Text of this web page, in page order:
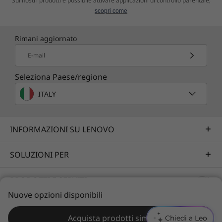
Chiedi a Leo
scegliendo fra tre modalità di velocità della
prestazioni.
scopri come
Rimani aggiornato
E-mail
Seleziona Paese/regione
ITALY
INFORMAZIONI SU LENOVO
SOLUZIONI PER
PRODOTTI E SERVIZI
RISORSE
Nuove opzioni disponibili
Acquista prodotti simili